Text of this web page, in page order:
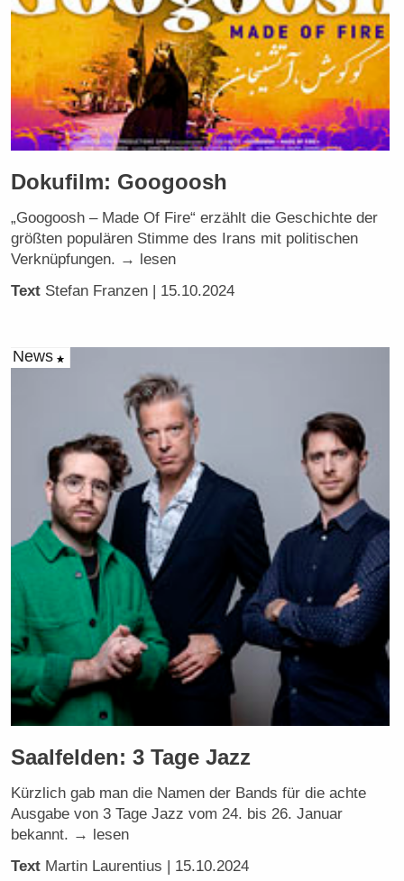
Dokufilm: Googoosh
„Googoosh – Made Of Fire“ erzählt die Geschichte der
größten populären Stimme des Irans mit politischen
Verknüpfungen. → lesen
Text Stefan Franzen | 15.10.2024
News
Saalfelden: 3 Tage Jazz
Kürzlich gab man die Namen der Bands für die achte
Ausgabe von 3 Tage Jazz vom 24. bis 26. Januar
bekannt. → lesen
Text Martin Laurentius | 15.10.2024